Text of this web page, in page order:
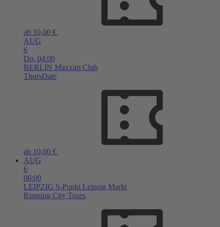
ab 10,00 €
AUG
6
Do, 04:00
BERLIN Maxxim Club
ThursDate
ab 10,00 €
AUG
6
06:00
LEIPZIG S-Punkt Leipzig Markt
Running City Tours